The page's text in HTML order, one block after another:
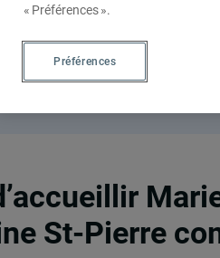
St-Pierre
« Préférences ».
Préférences